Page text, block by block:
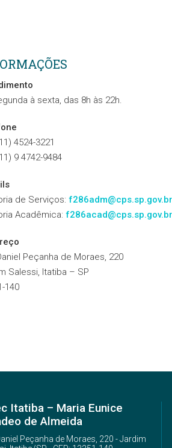
à sexta, das 8h às 22h.
4524-3221
9 4742-9484
de Serviços: f286adm@cps.sp.gov.br
Acadêmica: f286acad@cps.sp.gov.br
Peçanha de Moraes, 220
Salessi, Itatiba – SP
140
Itatiba – Maria Eunice
de Almeida
Peçanha de Moraes, 220 - Jardim